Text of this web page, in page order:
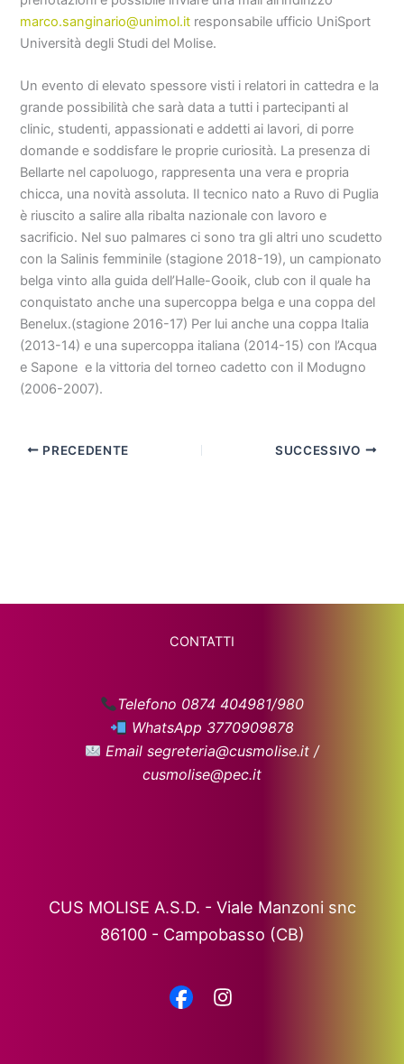
marco.sanginario@unimol.it responsabile ufficio UniSport
Università degli Studi del Molise.
Un evento di elevato spessore visti i relatori in cattedra e la
grande possibilità che sarà data a tutti i partecipanti al
clinic, studenti, appassionati e addetti ai lavori, di porre
domande e soddisfare le proprie curiosità. La presenza di
Bellarte nel capoluogo, rappresenta una vera e propria
chicca, una novità assoluta. Il tecnico nato a Ruvo di Puglia
è riuscito a salire alla ribalta nazionale con lavoro e
sacrificio. Nel suo palmares ci sono tra gli altri uno scudetto
con la Salinis femminile (stagione 2018-19), un campionato
belga vinto alla guida dell’Halle-Gooik, club con il quale ha
conquistato anche una supercoppa belga e una coppa del
Benelux.(stagione 2016-17) Per lui anche una coppa Italia
(2013-14) e una supercoppa italiana (2014-15) con l’Acqua
e Sapone e la vittoria del torneo cadetto con il Modugno
(2006-2007).
PRECEDENTE SUCCESSIVO
CONTATTI
Telefono 0874 404981/980
WhatsApp 3770909878
Email segreteria@cusmolise.it /
cusmolise@pec.it
CUS MOLISE A.S.D. - Viale Manzoni snc
86100 - Campobasso (CB)